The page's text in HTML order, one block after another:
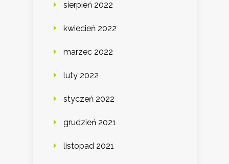
sierpień 2022
kwiecień 2022
marzec 2022
luty 2022
styczeń 2022
grudzień 2021
listopad 2021